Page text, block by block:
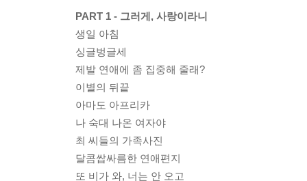
PART 1 - 그러게, 사랑이라니
생일 아침
싱글벙글세
제발 연애에 좀 집중해 줄래?
이별의 뒤끝
아마도 아프리카
나 숙대 나온 여자야
최 씨들의 가족사진
달콤쌉싸름한 연애편지
또 비가 와, 너는 안 오고